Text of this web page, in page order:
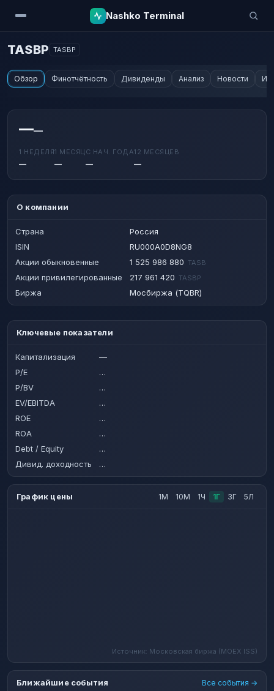
Nashko Terminal
TASBP TASBP
Обзор Финотчётность Дивиденды Анализ Новости
——
1 НЕДЕЛЯ
—
1 МЕСЯЦ
—
С НАЧ. ГОДА
—
12 МЕСЯЦЕВ
—
О компании
Страна
Россия
ISIN
RU000A0D8NG8
Акции обыкновенные
1 525 986 880 TASB
Акции привилегированные 217 961 420 TASBP
Биржа Мосбиржа (TQBR)
Ключевые показатели
Капитализация
—
P/E
…
P/BV
…
EV/EBITDA
…
ROE
…
ROA
…
Debt / Equity
…
Дивид. доходность
…
График цены 1М 10М 1Ч 1Г 3Г 5Л
Источник: Московская биржа (MOEX ISS)
Ближайшие события Все события →